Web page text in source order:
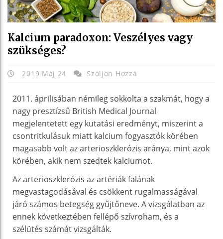
Kalcium paradoxon: Veszélyes vagy
szükséges?
2019 Máj 24 Szóljon Hozzá
2011. áprilisában némileg sokkolta a szakmát, hogy a
nagy presztízsű British Medical Journal
megjelentetett egy kutatási eredményt, miszerint a
csontritkulásuk miatt kalcium fogyasztók körében
magasabb volt az arterioszklerózis aránya, mint azok
körében, akik nem szedtek kalciumot.
Az arterioszklerózis az artériák falának
megvastagodásával és csökkent rugalmasságával
járó számos betegség gyűjtőneve. A vizsgálatban az
ennek következtében fellépő szívroham, és a
szélütés számát vizsgálták.